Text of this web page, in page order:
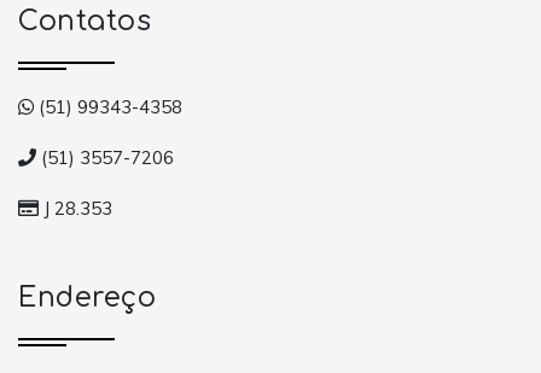
Contatos
(51) 99343-4358
(51) 3557-7206
J 28.353
Endereço